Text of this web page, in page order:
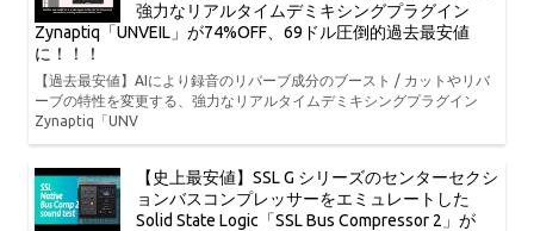
強力なリアルタイムデミキシングプラグイン
Zynaptiq「UNVEIL」が74%OFF、69ドル圧倒的過去最安値
に！！！
【過去最安値】AIにより録音のリバーブ成分のブースト / カットやリバ
ーブの特性を変更する、強力なリアルタイムデミキシングプラグイン
Zynaptiq「UNV
【史上最安値】SSL G シリーズのセンターセクシ
ョンバスコンプレッサーをエミュレートした
Solid State Logic「SSL Bus Compressor 2」が